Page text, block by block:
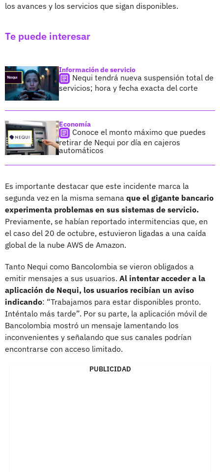
los avances y los servicios que sigan disponibles.
Te puede interesar
Información de servicio
Nequi tendrá nueva suspensión total de
servicios; hora y fecha exacta del corte
Economía
Conoce el monto máximo que puedes
retirar de Nequi por día en cajeros
automáticos
Es importante destacar que este incidente marca la
segunda vez en la misma semana que el gigante bancario
experimenta problemas en sus sistemas de servicio.
Previamente, se habían reportado intermitencias que, en
el caso del 20 de octubre, estuvieron ligadas a una caída
global de la nube AWS de Amazon.
Tanto Nequi como Bancolombia se vieron obligados a
emitir mensajes a sus usuarios. Al intentar acceder a la
aplicación de Nequi, los usuarios recibían un aviso
indicando: “Trabajamos para estar disponibles pronto.
Inténtalo más tarde”. Por su parte, la aplicación móvil de
Bancolombia mostró un mensaje lamentando los
inconvenientes y señalando que sus canales podrían
encontrarse con acceso limitado.
PUBLICIDAD